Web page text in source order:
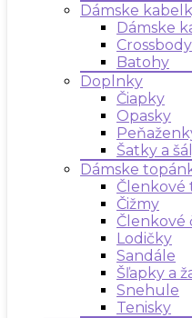
Dámske
Dámske
Batohy
Doplnky
Čiapky
Opasky
Šatky a
Dámske
Členkové
Čižmy
Členkové
Lodičky
Sandále
Šľapky a
Snehule
Tenisky